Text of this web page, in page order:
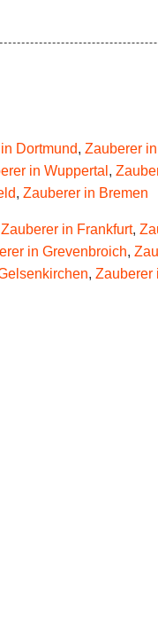
Dortmund, Zauberer
in Wuppertal ,
, Zauberer in Bremen
Zauberer in Frankfurt,
in Grevenbroich,
, Zauberer